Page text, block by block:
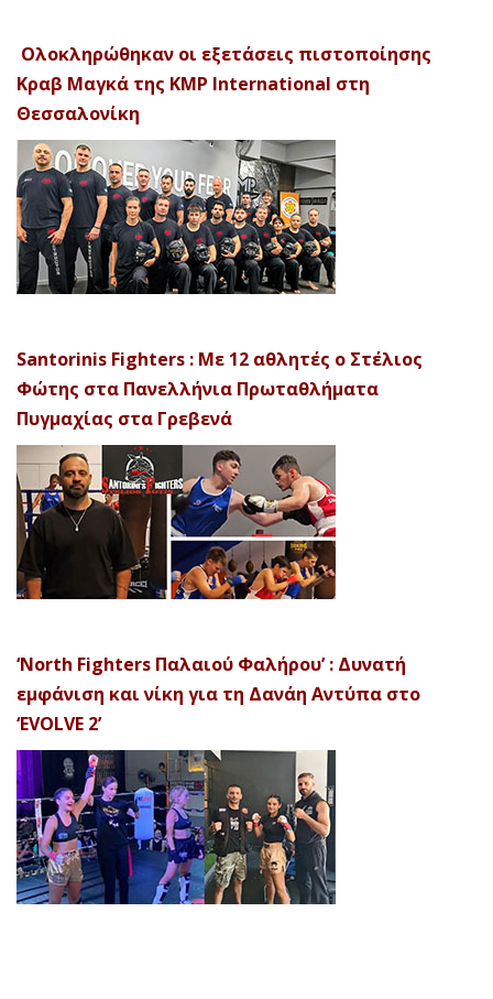
Ολοκληρώθηκαν οι εξετάσεις πιστοποίησης
Κραβ Μαγκά της KMP International στη
Θεσσαλονίκη
Santorinis Fighters : Με 12 αθλητές ο Στέλιος
Φώτης στα Πανελλήνια Πρωταθλήματα
Πυγμαχίας στα Γρεβενά
‘North Fighters Παλαιού Φαλήρου’ : Δυνατή
εμφάνιση και νίκη για τη Δανάη Αντύπα στο
‘EVOLVE 2’